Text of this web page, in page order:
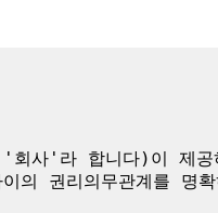
사'라 합니다)이 제공
의 권리의무관계를 명